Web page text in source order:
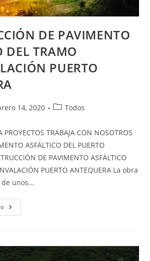
DE PAVIMENTO
DEL TRAMO
PUERTO
14, 2020 Todos
PROYECTOS TRABAJA CON NOSOTROS
ASFÁLTICO DEL PUERTO
DE PAVIMENTO ASFÁLTICO
PUERTO ANTEQUERA La obra
unos…